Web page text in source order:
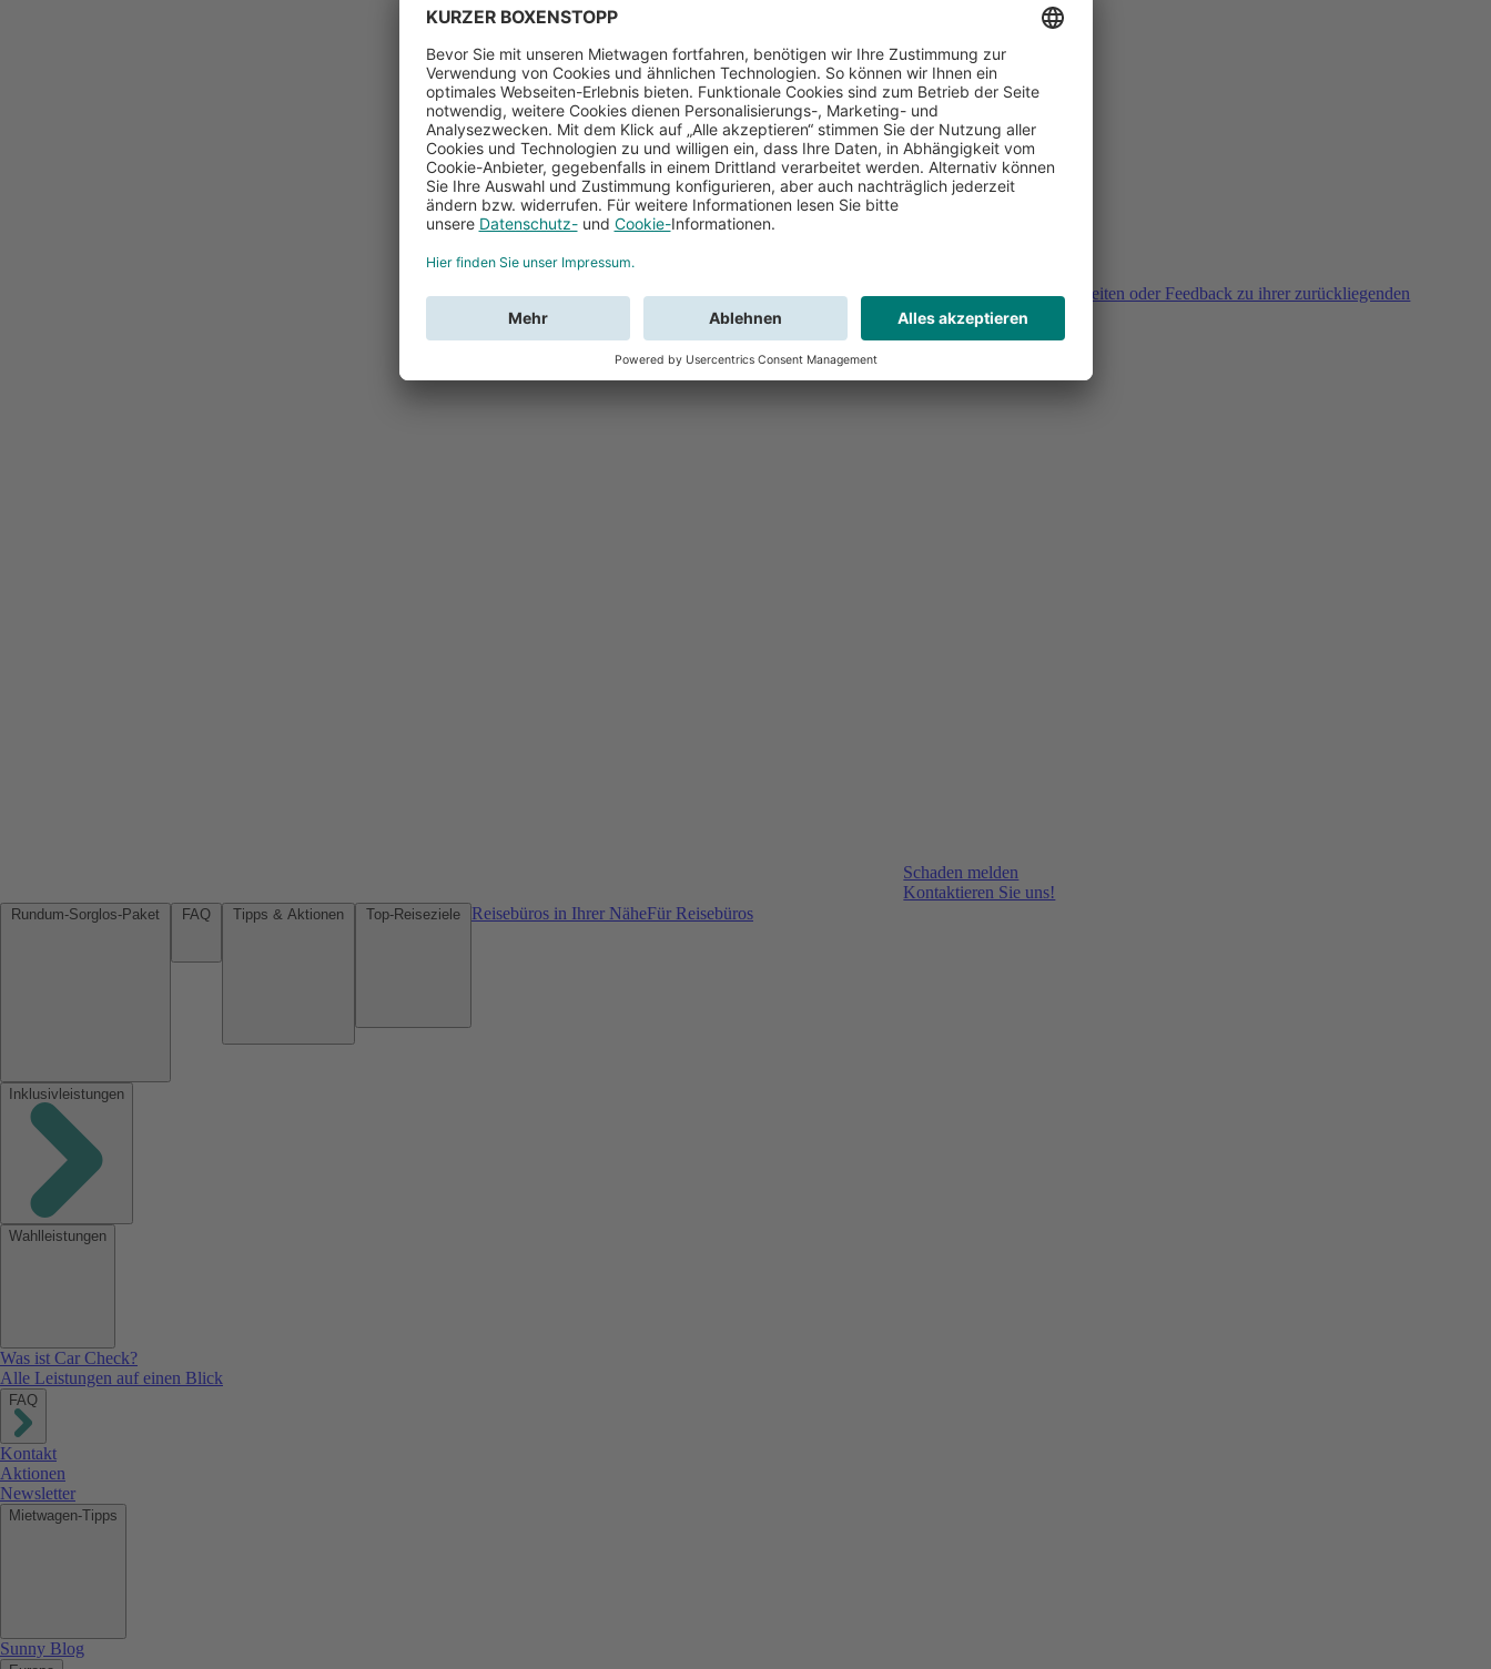
Sie haben Fragen, Unklarheiten oder Feedback zu ihrer zurückliegenden
Buchung?
Schaden melden
Kontaktieren Sie uns!
Reisebüros in Ihrer NäheFür Reisebüros
Inklusivleistungen
Wahlleistungen
Was ist Car Check?
Alle Leistungen auf einen Blick
FAQ
Kontakt
Aktionen
Newsletter
Mietwagen-Tipps
Sunny Blog